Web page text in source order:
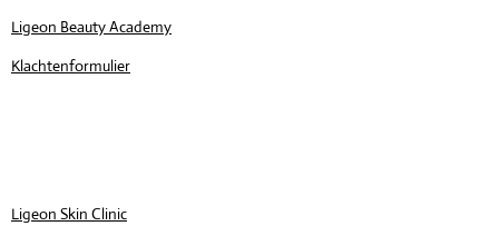
Ligeon Beauty Academy
Klachtenformulier
Ligeon Skin Clinic